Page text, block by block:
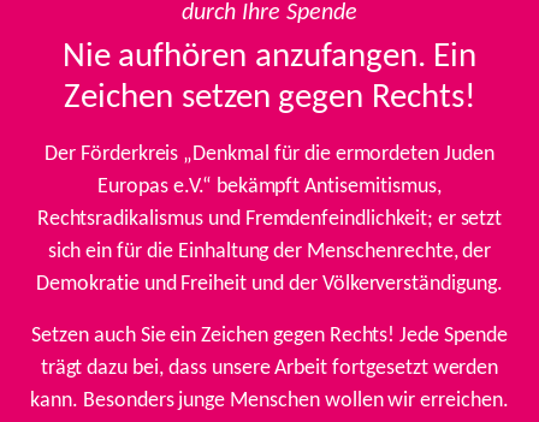
durch Ihre Spende
Nie aufhören anzufangen. Ein
Zeichen setzen gegen Rechts!
Der Förderkreis „Denkmal für die ermordeten Juden
Europas e.V.“ bekämpft Antisemitismus,
Rechtsradikalismus und Fremdenfeindlichkeit; er setzt
sich ein für die Einhaltung der Menschenrechte, der
Demokratie und Freiheit und der Völkerverständigung.
Setzen auch Sie ein Zeichen gegen Rechts! Jede Spende
trägt dazu bei, dass unsere Arbeit fortgesetzt werden
kann. Besonders junge Menschen wollen wir erreichen.